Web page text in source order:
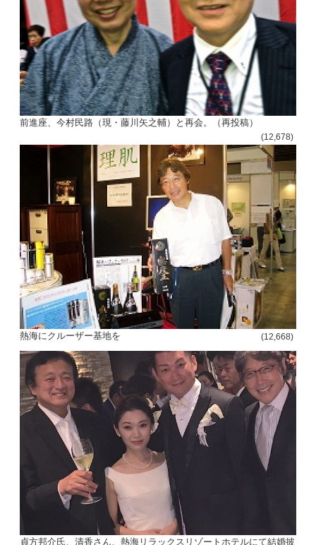
前進座、今村民路（現・藤川矢之輔）と再会。（再投稿）
(12,678)
熱海にクルーザー基地を (12,668)
貞方邦介氏、清香さん、熱海リラックスリゾートホテルにて結婚披